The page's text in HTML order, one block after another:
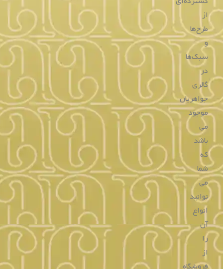
خرید
ساعت مردانه همیلتون
H72585535
تماس بگیرید
خرید
ساعت مردانه همیلتون
H39515134
تماس بگیرید
خرید